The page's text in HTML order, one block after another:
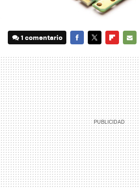
1 comentario
MAIL